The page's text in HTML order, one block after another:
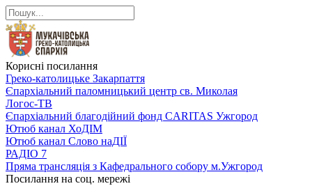
Корисні посилання
Греко-католицьке Закарпаття
Єпархіальний паломницький центр св. Миколая
Логос-ТВ
Єпархіальний благодійний фонд CARITAS Ужгород
Ютюб канал ХоДІМ
Ютюб канал Слово наДІЇ
РАДІО 7
Пряма трансляція з Кафедрального собору м.Ужгород
Посилання на соц. мережі